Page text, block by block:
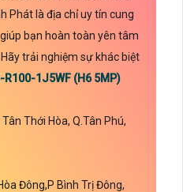
Phát là địa chỉ uy tín cung
bạn hoàn toàn yên tâm
trải nghiệm sự khác biệt
R100-1J5WF (H6 5MP)
Thới Hòa, Q.Tân Phú,
Đông,P Bình Trị Đông,